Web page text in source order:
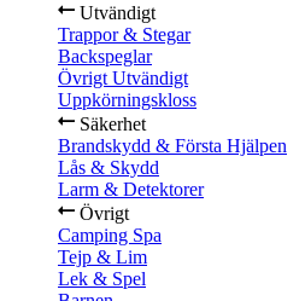
Utvändigt
Trappor & Stegar
Backspeglar
Övrigt Utvändigt
Uppkörningskloss
Säkerhet
Brandskydd & Första Hjälpen
Lås & Skydd
Larm & Detektorer
Övrigt
Camping Spa
Tejp & Lim
Lek & Spel